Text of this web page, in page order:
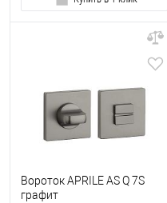
Вороток APRILE AS Q 7S
графит